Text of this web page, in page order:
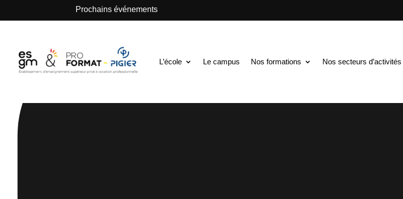
Prochains événements
L’école Le campus Nos formations Nos secteurs d’activités